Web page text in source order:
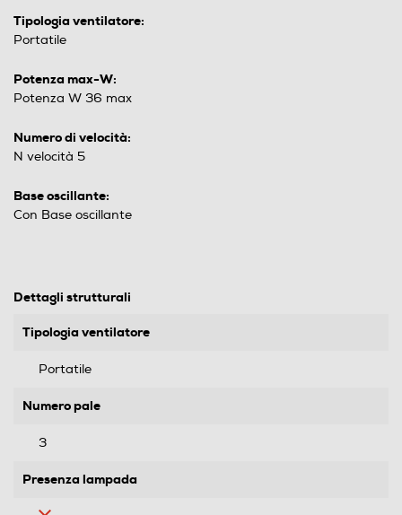
Tipologia ventilatore:
Portatile
Potenza max-W:
Potenza W 36 max
Numero di velocità:
N velocità 5
Base oscillante:
Con Base oscillante
Dettagli strutturali
Tipologia ventilatore
Portatile
Numero pale
3
Presenza lampada